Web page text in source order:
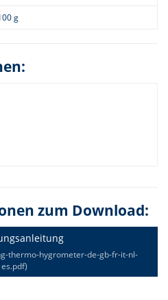
g
zum Download:
thermo-hygrometer-de-gb-fr-it-nl-
es.pdf)